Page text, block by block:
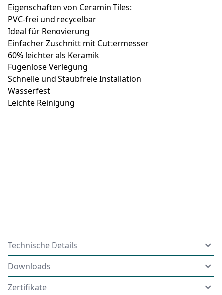
Eigenschaften von Ceramin Tiles:
PVC-frei und recycelbar
Ideal für Renovierung
Einfacher Zuschnitt mit Cuttermesser
60% leichter als Keramik
Fugenlose Verlegung
Schnelle und Staubfreie Installation
Wasserfest
Leichte Reinigung
Technische Details
Downloads
Zertifikate